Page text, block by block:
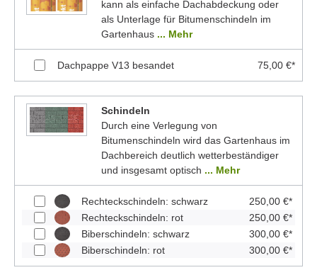
kann als einfache Dachabdeckung oder
als Unterlage für Bitumenschindeln im
Gartenhaus ... Mehr
Dachpappe V13 besandet 75,00 €*
Schindeln
Durch eine Verlegung von
Bitumenschindeln wird das Gartenhaus im
Dachbereich deutlich wetterbeständiger
und insgesamt optisch ... Mehr
Rechteckschindeln: schwarz
250,00 €*
Rechteckschindeln: rot
250,00 €*
Biberschindeln: schwarz
300,00 €*
Biberschindeln: rot
300,00 €*